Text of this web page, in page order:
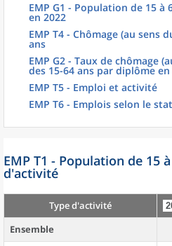
EMP G1 - Population de 15
en 2022
EMP T4 - Chômage (au sens
ans
EMP G2 - Taux de chômage
des 15-64 ans par diplôme en
EMP T5 - Emploi et activité
EMP T6 - Emplois selon le
EMP T1 - Population de 15
d'activité
Type d'activité
Ensemble